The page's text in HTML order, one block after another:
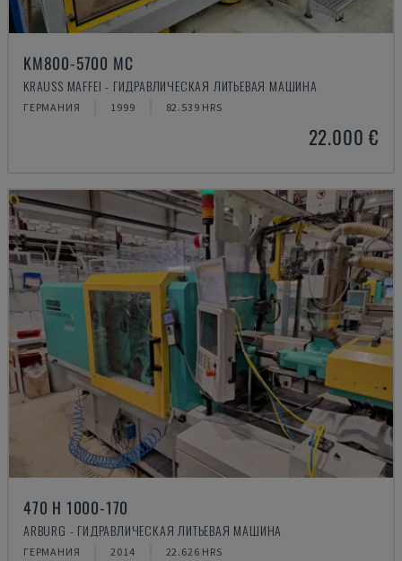
KM800-5700 MC
KRAUSS MAFFEI - ГИДРАВЛИЧЕСКАЯ ЛИТЬЕВАЯ МАШИНА
ГЕРМАНИЯ 1999 82.539 HRS
22.000 €
470 H 1000-170
ARBURG - ГИДРАВЛИЧЕСКАЯ ЛИТЬЕВАЯ МАШИНА
ГЕРМАНИЯ 2014 22.626 HRS